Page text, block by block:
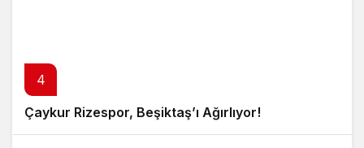
4
Çaykur Rizespor, Beşiktaş’ı Ağırlıyor!